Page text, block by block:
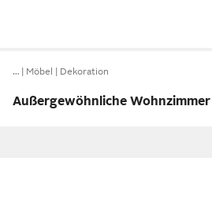
… Möbel Dekoration
Außergewöhnliche